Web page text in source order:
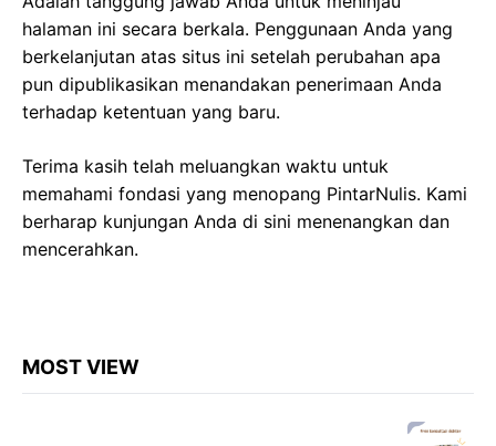
halaman ini secara berkala. Penggunaan Anda yang
berkelanjutan atas situs ini setelah perubahan apa
pun dipublikasikan menandakan penerimaan Anda
terhadap ketentuan yang baru.
Terima kasih telah meluangkan waktu untuk
memahami fondasi yang menopang PintarNulis. Kami
berharap kunjungan Anda di sini menenangkan dan
mencerahkan.
MOST VIEW